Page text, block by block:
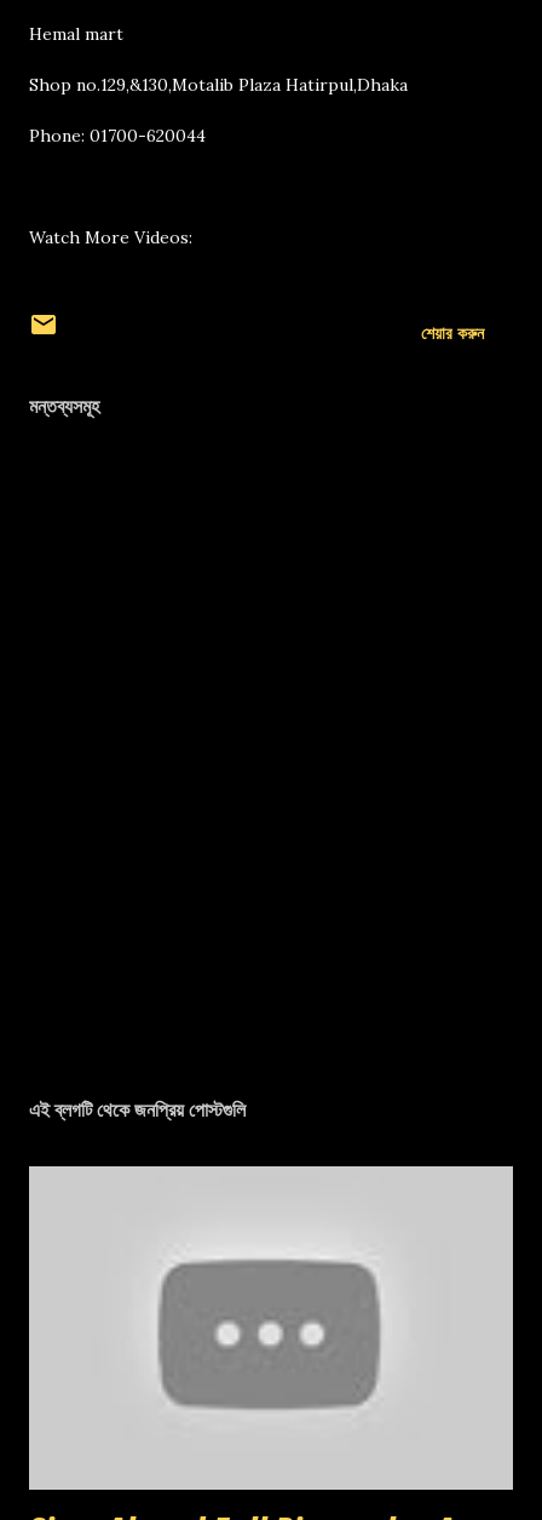
Hemal mart
Shop no.129,&130,Motalib Plaza Hatirpul,Dhaka
Phone: 01700-620044
Watch More Videos:
শেয়ার করুন
মন্তব্যসমূহ
এই ব্লগটি থেকে জনপ্রিয় পোস্টগুলি